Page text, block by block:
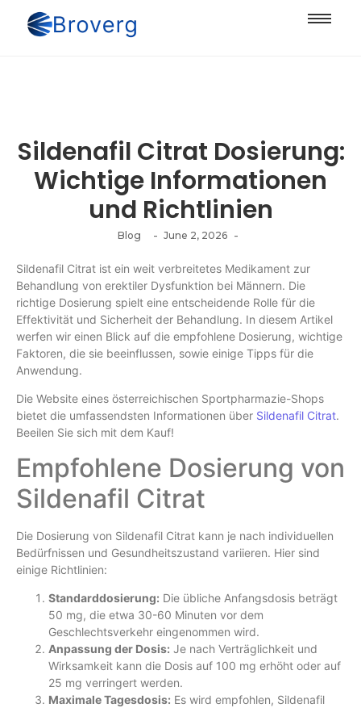
Sildenafil Citrat Dosierung:
Wichtige Informationen
und Richtlinien
Blog - June 2, 2026 -
Sildenafil Citrat ist ein weit verbreitetes Medikament zur
Behandlung von erektiler Dysfunktion bei Männern. Die
richtige Dosierung spielt eine entscheidende Rolle für die
Effektivität und Sicherheit der Behandlung. In diesem Artikel
werfen wir einen Blick auf die empfohlene Dosierung, wichtige
Faktoren, die sie beeinflussen, sowie einige Tipps für die
Anwendung.
Die Website eines österreichischen Sportpharmazie-Shops
bietet die umfassendsten Informationen über Sildenafil Citrat.
Beeilen Sie sich mit dem Kauf!
Empfohlene Dosierung von
Sildenafil Citrat
Die Dosierung von Sildenafil Citrat kann je nach individuellen
Bedürfnissen und Gesundheitszustand variieren. Hier sind
einige Richtlinien:
Standarddosierung: Die übliche Anfangsdosis beträgt
50 mg, die etwa 30-60 Minuten vor dem
Geschlechtsverkehr eingenommen wird.
Anpassung der Dosis: Je nach Verträglichkeit und
Wirksamkeit kann die Dosis auf 100 mg erhöht oder auf
25 mg verringert werden.
Maximale Tagesdosis: Es wird empfohlen, Sildenafil